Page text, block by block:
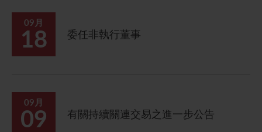
09月
18 委任非執行董事
09月
09 有關持續關連交易之進一步公告